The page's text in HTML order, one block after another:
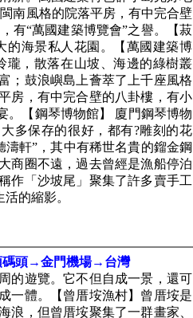
南風格的院落平房，有中完合壁
有“萬國建築博覽會”之譽。【菽
的海景私人花園。【萬國建築博
瓏，散落在山坡、海邊的綠樹叢
；鼓浪嶼島上薈萃了上千座風格
房，有中完合壁的八卦樓，有小
。【鋼琴博物館】 廈門鋼琴博物
多保存的很好，都有?雕刻的花
軒”，其中有稀世名貴的鎦金鋼
商圈不遠，過去曾經是漁船停泊
作「沙坡尾」聚集了許多賣手工
的縮影。
碼頭→金門機場→台灣
的遊覽。它不但自成一景，還可
一體。【曾厝垵漁村】曾厝垵是
浪，但曾厝垵聚集了一群畫家、